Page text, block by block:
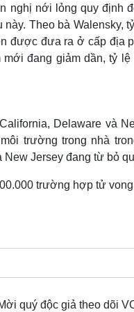
nghị nới lỏng quy định
Theo bà Walensky,
được đưa ra ở cấp địa
đang giảm dần, tỷ
Delaware và
trường trong nhà
New Jersey đang từ bỏ
trường hợp tử
quý độc giả theo dõi